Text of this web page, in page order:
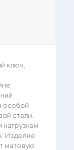
ключ,
особой
стали.
Изделие
матовую